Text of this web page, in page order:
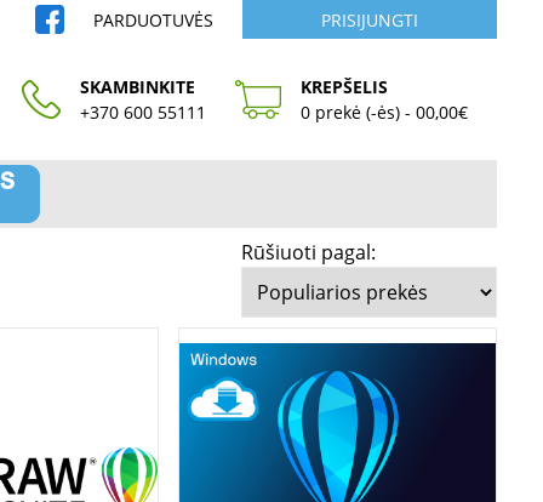
PARDUOTUVĖS PRISIJUNGTI
SKAMBINKITE
+370 600 55111
KREPŠELIS
0 prekė (-ės) - 00,00€
Rūšiuoti pagal: